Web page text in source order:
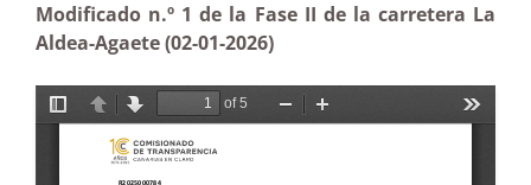
Modificado n.º 1 de la Fase II de la carretera La
Aldea-Agaete (02-01-2026)